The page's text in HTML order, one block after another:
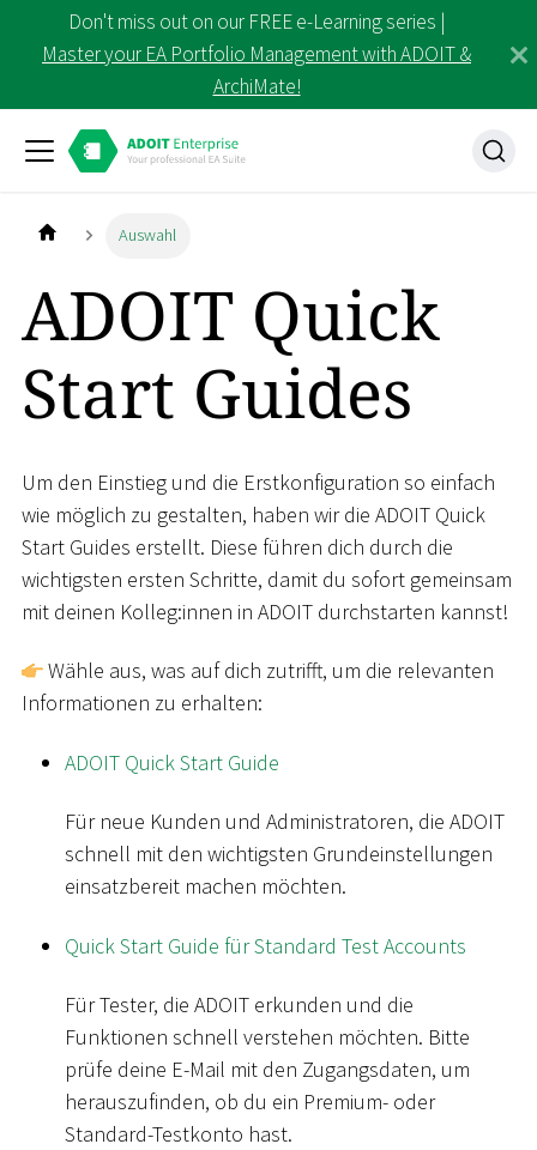
Don't miss out on our FREE e-Learning series |
Master your EA Portfolio Management with ADOIT &
ArchiMate!
Auswahl
ADOIT Quick
Start Guides
Um den Einstieg und die Erstkonfiguration so einfach
wie möglich zu gestalten, haben wir die ADOIT Quick
Start Guides erstellt. Diese führen dich durch die
wichtigsten ersten Schritte, damit du sofort gemeinsam
mit deinen Kolleg:innen in ADOIT durchstarten kannst!
Wähle aus, was auf dich zutrifft, um die relevanten
Informationen zu erhalten:
ADOIT Quick Start Guide
Für neue Kunden und Administratoren, die ADOIT
schnell mit den wichtigsten Grundeinstellungen
einsatzbereit machen möchten.
Quick Start Guide für Standard Test Accounts
Für Tester, die ADOIT erkunden und die
Funktionen schnell verstehen möchten. Bitte
prüfe deine E-Mail mit den Zugangsdaten, um
herauszufinden, ob du ein Premium- oder
Standard-Testkonto hast.